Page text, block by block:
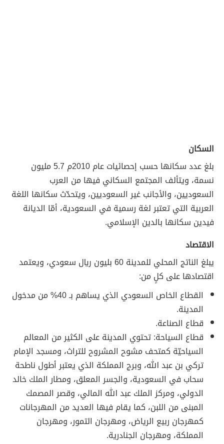
السكان
بلغ عدد سكانها حسب إحصائيات عام 2010م 5.7 مليون
نسمة، ويتألف المجتمع السكاني فيها من العرب
السعوديين، والأجانب غير السعوديين، ويتحدّث سكانها اللغة
العربية التي تعتبر لغة رسمية في السعودية، أمّا الديانة
فيدين سكانها بالدين الإسلامي.
الاقتصاد
يبلغ الناتج المحلي للمدينة 60 بليون ريال سعودي، ويعتمد
اقتصادها على كلٍ من:
القطاع الخاص السعودي الذي يساهم بـ 40% من مدخول
المدينة.
قطاع الصناعة.
قطاع السياحة: تحتوي المدينة على الكثير من المعالم
السياحيّة كمتحف مشوح المشروح للتراث، ومسجد الإمام
تركي بن عبد الله، وبرج المملكة الذي يعتبر أطول ناطحة
سحاب في السعودية، والجسر المعلق، ومطار الملك خالد
الدولي، ومركز الملك عبد الله المالي، وقصر المصمك
المبنى من اللبن، كما يقام فيها العديد من المهرجانات
كمهرجان ربيع الرياض، ومهرجان التمور، ومهرجان
المملكة، ومهرجان الجنادرية.